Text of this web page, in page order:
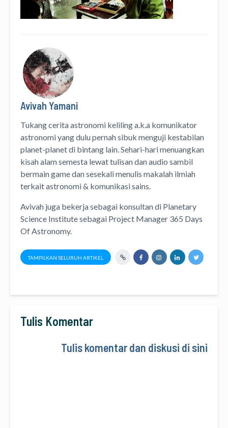
Avivah Yamani
Tukang cerita astronomi kelilinga.k.a komunikator
astronomiyang dulu pernah sibuk menguji kestabilan
planet-planet di bintang lain. Sehari-hari menuangkan
kisah alam semesta lewattulisandanaudio sambil
bermain game dan sesekali menulis makalah ilmiah
terkait astronomi & komunikasi sains.
Avivah juga bekerja sebagai konsultan di Planetary
Science Institutesebagai Project Manager 365 Days
Of Astronomy.
TAMPILKAN SELURUH ARTIKEL
Tulis Komentar
Tulis komentar dan diskusi di sini